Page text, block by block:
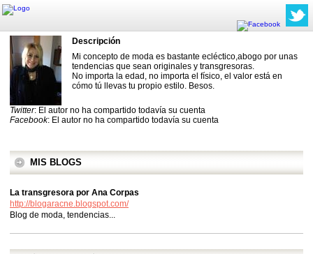
Descripción
Mi concepto de moda es bastante ecléctico,abogo por unas
tendencias que sean originales y transgresoras.
No importa la edad, no importa el físico, el valor está en
cómo tú llevas tu propio estilo. Besos.
Twitter: El autor no ha compartido todavía su cuenta
Facebook: El autor no ha compartido todavía su cuenta
MIS BLOGS
La transgresora por Ana Corpas
http://blogaracne.blogspot.com/
Blog de moda, tendencias...